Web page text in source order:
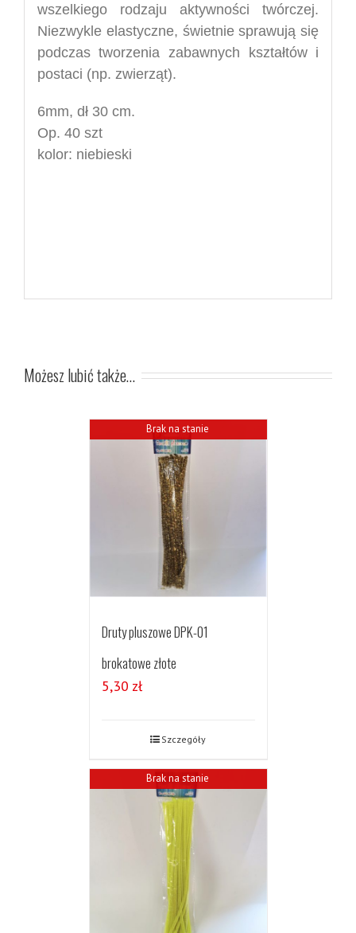
wszelkiego rodzaju aktywności twórczej.
Niezwykle elastyczne, świetnie sprawują się
podczas tworzenia zabawnych kształtów i
postaci (np. zwierząt).
6mm, dł 30 cm.
Op. 40 szt
kolor: niebieski
Możesz lubić także…
Brak na stanie
Druty pluszowe DPK-01
brokatowe złote
5,30 zł
Szczegóły
Brak na stanie